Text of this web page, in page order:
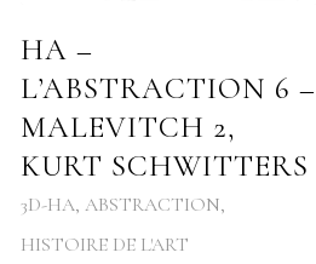
HA –
L’ABSTRACTION 6 –
MALEVITCH 2,
KURT SCHWITTERS
3D-HA,ABSTRACTION,
HISTOIRE DE L'ART